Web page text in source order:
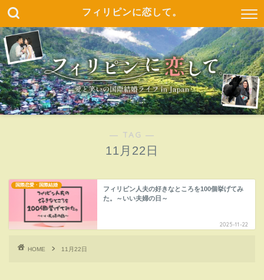
フィリピンに恋して。
― TAG ―
11月22日
国際恋愛・国際結婚
フィリピン人夫の好きなところを100個挙げてみ
た。～いい夫婦の日～
2025-11-22
HOME 11月22日